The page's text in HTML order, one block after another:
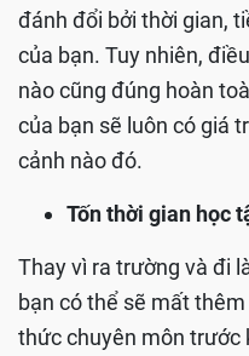
đánh đổi bởi thời gian,
của bạn. Tuy nhiên,
nào cũng đúng hoàn
của bạn sẽ luôn có giá
cảnh nào đó.
Tốn thời gian học
Thay vì ra trường và đi
bạn có thể sẽ mất
thức chuyên môn trước